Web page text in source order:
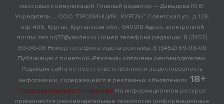
массовых коммуникаций. Главный редактор — Давыдова Ю.В.
Учредитель — ООО "ПРОВИНЦИЯ - КУРГАН" Советская ул., д. 128,
оф. 406, Курган, Курганская обл., 640018 Адрес электронной
почты: zen.ng72@yandex.ru Номер телефона редакции: 8 (3452)
69-98-08 Номер телефона отдела рекламы: 8 (3452) 69-98-08
Публикации с пометкой «Реклама» оплачены рекламодателем.
Редакция сайта не несет ответственности за достоверность
информации, содержащейся в рекламных объявлениях. 18+
Пользовательское соглашение На информационном ресурсе
применяются рекомендательные технологии (информационные